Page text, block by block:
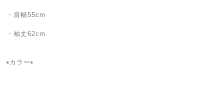
・肩幅55cm
・袖丈62cm
▪️カラー▪️